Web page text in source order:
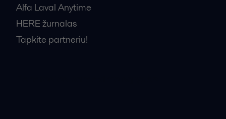
Alfa Laval Anytime
HERE žurnalas
Tapkite partneriu!